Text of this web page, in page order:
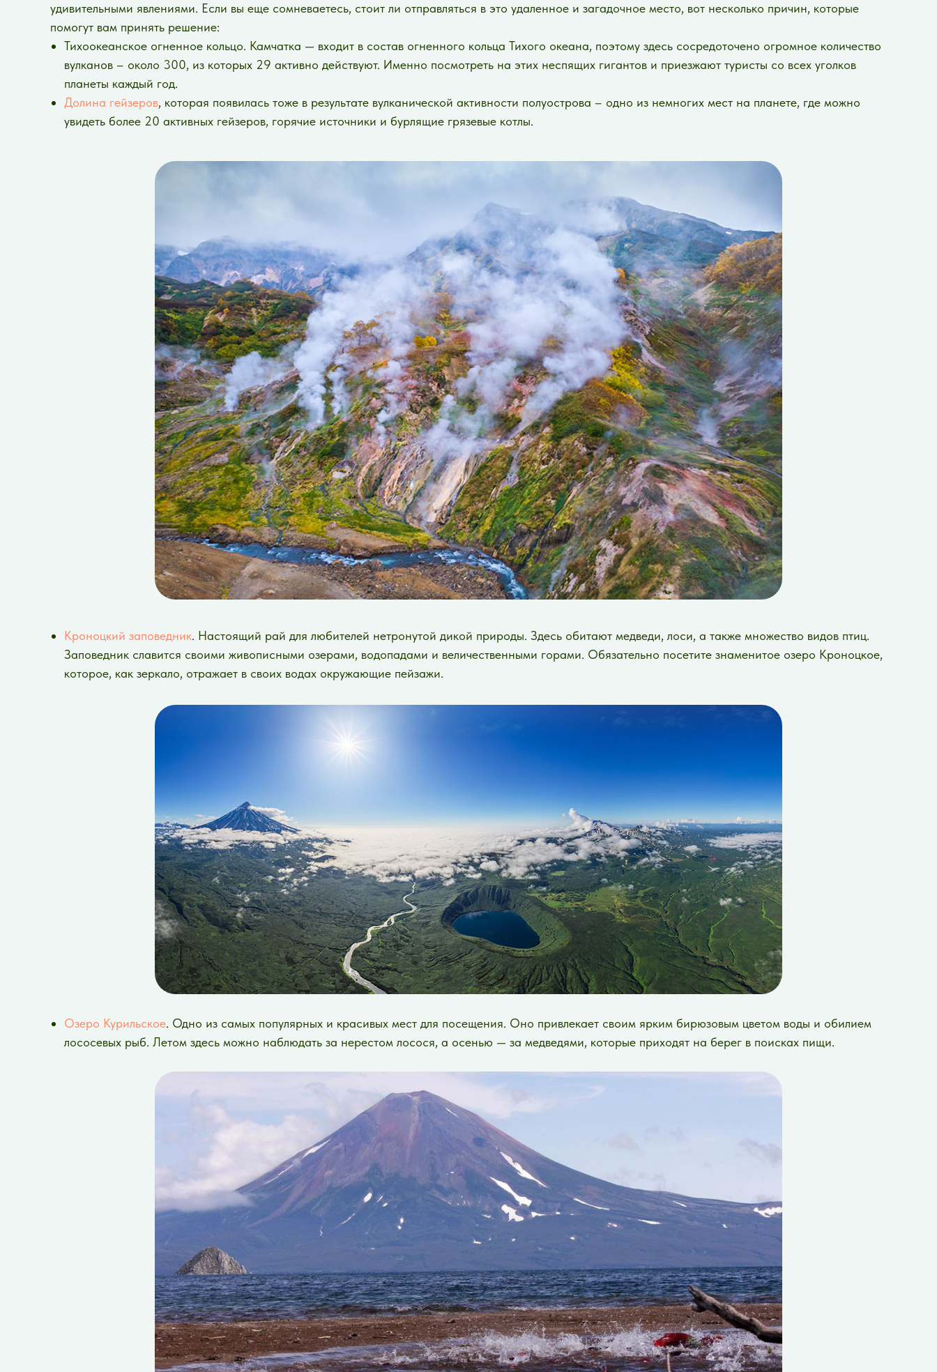
удивительными явлениями. Если вы еще сомневаетесь, стоит ли отправляться в это удаленное и загадочное место, вот несколько причин, которые
помогут вам принять решение:
Тихоокеанское огненное кольцо. Камчатка — входит в состав огненного кольца Тихого океана, поэтому здесь сосредоточено огромное количество
вулканов – около 300, из которых 29 активно действуют. Именно посмотреть на этих неспящих гигантов и приезжают туристы со всех уголков
планеты каждый год.
Долина гейзеров, которая появилась тоже в результате вулканической активности полуострова – одно из немногих мест на планете, где можно
увидеть более 20 активных гейзеров, горячие источники и бурлящие грязевые котлы.
Кроноцкий заповедник. Настоящий рай для любителей нетронутой дикой природы. Здесь обитают медведи, лоси, а также множество видов птиц.
Заповедник славится своими живописными озерами, водопадами и величественными горами. Обязательно посетите знаменитое озеро Кроноцкое,
которое, как зеркало, отражает в своих водах окружающие пейзажи.
Озеро Курильское. Одно из самых популярных и красивых мест для посещения. Оно привлекает своим ярким бирюзовым цветом воды и обилием
лососевых рыб. Летом здесь можно наблюдать за нерестом лосося, а осенью — за медведями, которые приходят на берег в поисках пищи.